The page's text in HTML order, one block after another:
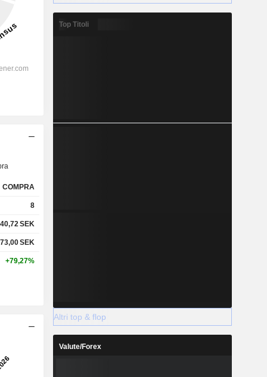
COMPRA
8
40,72 SEK
73,00SEK
+79,27%
Top Titoli
Altri top & flop
Valute/Forex